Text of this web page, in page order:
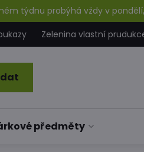
týdnu probýhá vždy v
Zelenina vlastní
předměty